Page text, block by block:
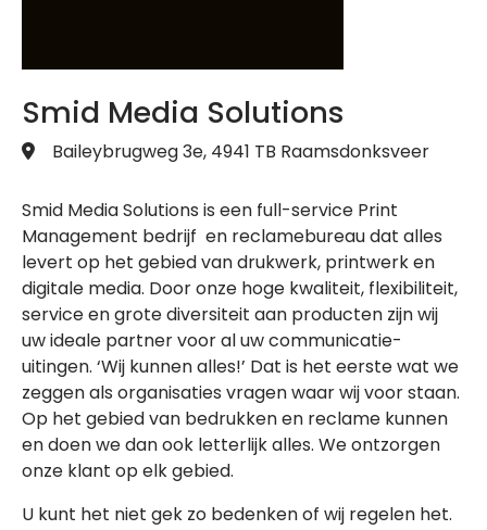
Smid Media Solutions
Baileybrugweg 3e, 4941 TB Raamsdonksveer
Smid Media Solutions is een full-service Print
Management bedrijf en reclamebureau dat alles
levert op het gebied van drukwerk, printwerk en
digitale media. Door onze hoge kwaliteit, flexibiliteit,
service en grote diversiteit aan producten zijn wij
uw ideale partner voor al uw communicatie-
uitingen. ‘Wij kunnen alles!’ Dat is het eerste wat we
zeggen als organisaties vragen waar wij voor staan.
Op het gebied van bedrukken en reclame kunnen
en doen we dan ook letterlijk alles. We ontzorgen
onze klant op elk gebied.
U kunt het niet gek zo bedenken of wij regelen het.